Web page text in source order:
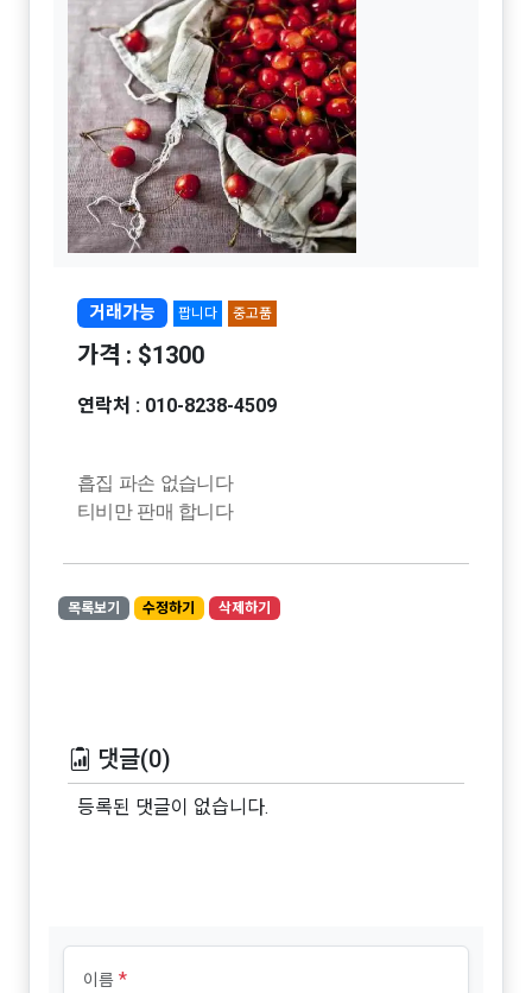
거래가능 팝니다 중고품
가격 : $1300
연락처 : 010-8238-4509
흡집 파손 없습니다
티비만 판매 합니다
목록보기 수정하기 삭제하기
댓글(0)
등록된 댓글이 없습니다.
이름 *